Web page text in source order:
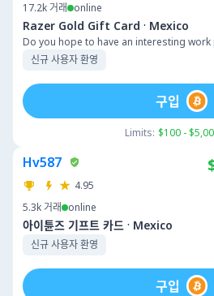
17.2k 거래 online
Razer Gold Gift Card · Mexico
Do you hope to have an interesting work
신규 사용자 환영
Limits: $100 -
구입
Hv587
4.95
5.3k 거래 online
아이튠즈 기프트 카드 · Mexico
신규 사용자 환영
구입